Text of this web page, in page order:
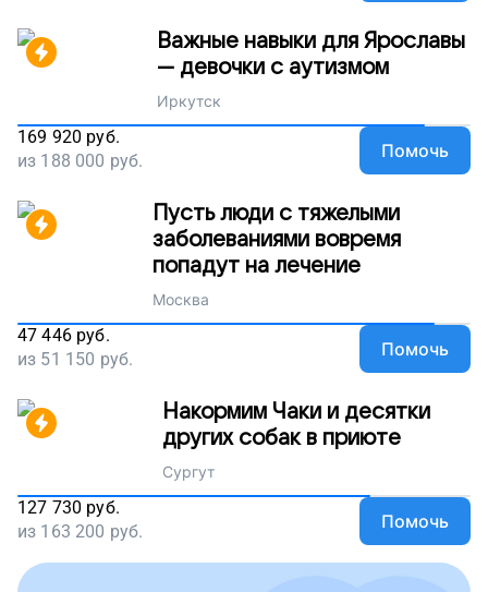
Важные навыки для Ярославы
— девочки с аутизмом
Иркутск
169 920 руб.
из 188 000 руб. Помочь
Пусть люди с тяжелыми
заболеваниями вовремя
попадут на лечение
Москва
47 446 руб.
из 51 150 руб. Помочь
Накормим Чаки и десятки
других собак в приюте
Сургут
127 730 руб.
из 163 200 руб. Помочь